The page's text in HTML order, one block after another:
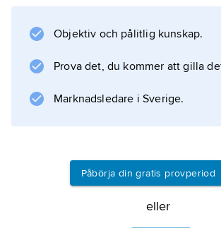
Objektiv och pålitlig kunskap.
Prova det, du kommer att gilla
Marknadsledare i Sverige.
Påbörja din gratis provperiod
eller